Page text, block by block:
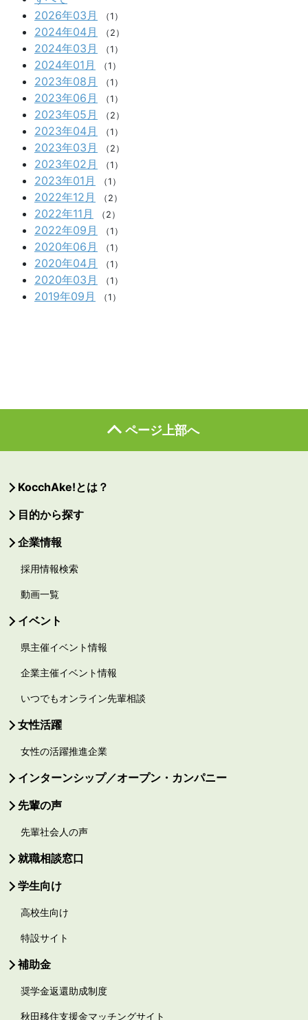
2026年03月
（1）
2024年04月 （2）
2024年03月 （1）
2024年01月 （1）
2023年08月 （1）
2023年06月 （1）
2023年05月 （2）
2023年04月 （1）
2023年03月 （2）
2023年02月 （1）
2023年01月 （1）
2022年12月 （2）
2022年11月 （2）
2022年09月 （1）
2020年06月 （1）
2020年04月 （1）
2020年03月 （1）
2019年09月 （1）
ページ上部へ
KocchAke!とは？
目的から探す
企業情報
採用情報検索
動画一覧
イベント
県主催イベント情報
企業主催イベント情報
いつでもオンライン先輩相談
女性活躍
女性の活躍推進企業
インターンシップ／オープン・カンパニー
先輩の声
先輩社会人の声
就職相談窓口
学生向け
高校生向け
特設サイト
補助金
奨学金返還助成制度
秋田移住支援金マッチングサイト